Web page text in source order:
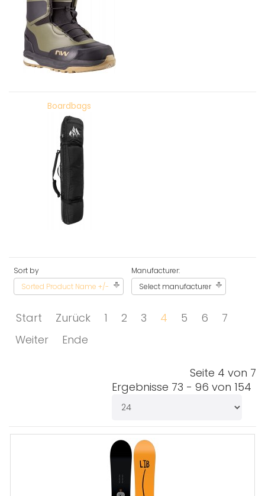
Boardbags
Sort by
Sorted Product Name +/-
Manufacturer:
Select manufacturer
Start Zurück 1 2 3 4 5 6
7
Weiter
Ende
Seite 4 von 7
Ergebnisse 73 - 96 von 154